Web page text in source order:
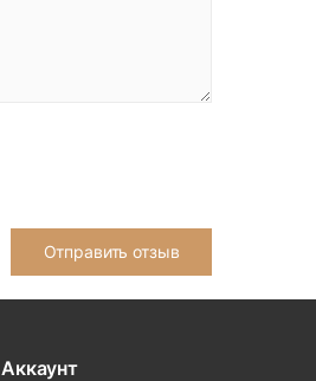
Отправить отзыв
Аккаунт